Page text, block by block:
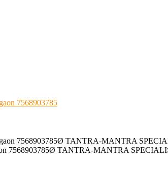
7568903785
7568903785Ø TANTRA-MANTRA
7568903785Ø TANTRA-MANTRA